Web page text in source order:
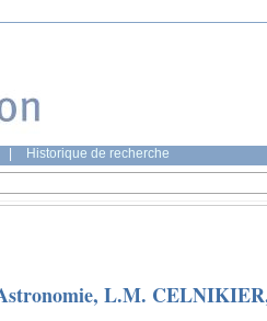
Historique de recherche
L.M.